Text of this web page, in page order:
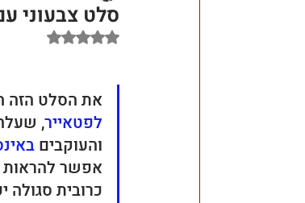
סלט צבעוני
דירוג של NaN מתוך 5 כוכבים
את הסלט הזה
לפטאייר,
והעוקבים
אפשר להראות
כרובית סגולה